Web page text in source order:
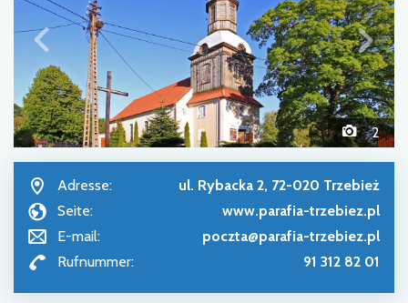
2
Adresse:
ul. Rybacka 2, 72-020 Trzebież
Seite:
www.parafia-trzebiez.pl
E-mail:
poczta@parafia-trzebiez.pl
Rufnummer:
91 312 82 01